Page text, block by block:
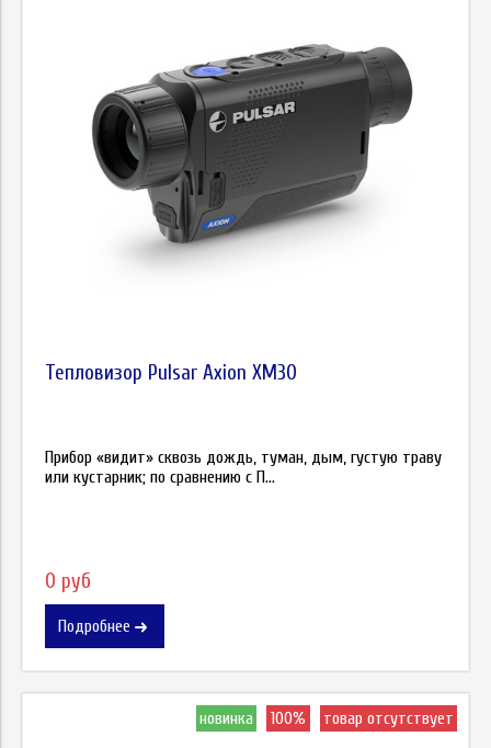
Тепловизор Pulsar Axion XM30
Прибор «видит» сквозь дождь, туман, дым, густую траву
или кустарник; по сравнению с П...
0 руб
Подробнее
новинка 100% товар отсутствует